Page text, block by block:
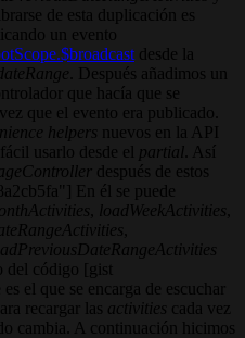
de esta duplicación es
un evento
desde la
. Después añadimos un
que hacía que se
que el evento era publicado.
helpers nuevos en la API
usarlo desde el partial . Así
después de estos
En él se puede
loadWeekActivities
del código [gist
el que se encarga de escuchar
recargar las activities cada vez
cambia. A continuación hicimos